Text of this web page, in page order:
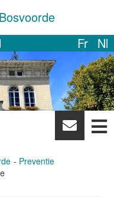
Fr Nl
News
Preventie